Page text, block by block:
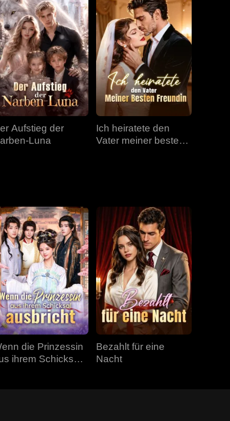
Folge 34 Folge 35 Folge 36
Folge 37 Folge 38
Folge 40
Aufstieg der
Luna
Ich heiratete den
Vater meiner besten
die Prinzessin
ihrem Schicksal
Bezahlt für eine
Nacht